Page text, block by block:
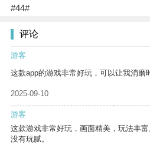
#44#
评论
游客
这款app的游戏非常好玩，可以让我消磨
2025-09-10
游客
这款游戏非常好玩，画面精美，玩法丰
没有玩腻。